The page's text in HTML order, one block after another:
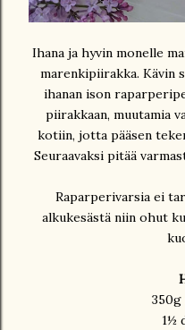
Ihana ja hyvin monelle
marenkipiirakka. Kävin
ihanan ison
piirakkaan, muutamia
kotiin, jotta pääsen
Seuraavaksi pitää
Raparperivarsia ei
alkukesästä niin ohut
1½